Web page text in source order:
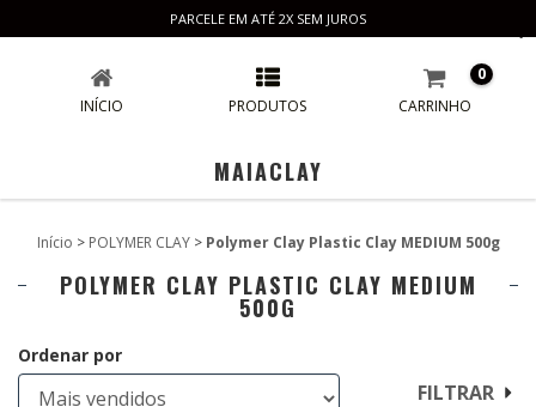
PARCELE EM ATÉ 2X SEM JUROS
INÍCIO PRODUTOS CARRINHO
0
MAIACLAY
Início > POLYMER CLAY > Polymer Clay Plastic Clay MEDIUM 500g
POLYMER CLAY PLASTIC CLAY MEDIUM
500G
Ordenar por
FILTRAR